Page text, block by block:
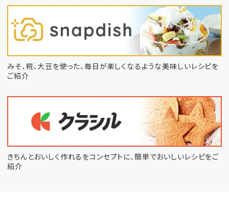
みそ、糀、大豆を使った、毎日が楽しくなるような美味しいレシピを
ご紹介
きちんとおいしく作れるをコンセプトに、簡単でおいしいレシピをご
紹介